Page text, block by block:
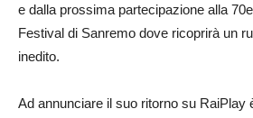
e dalla prossima partecipazione alla
Festival di Sanremo dove ricoprirà un
inedito.
Ad annunciare il suo ritorno su RaiPlay